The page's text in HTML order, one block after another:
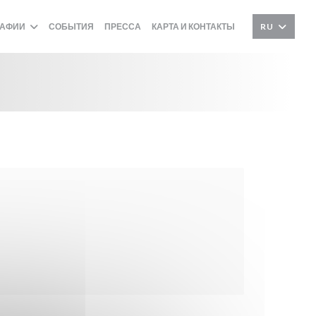
СОБЫТИЯ ПРЕССА КАРТА И КОНТАКТЫ RU